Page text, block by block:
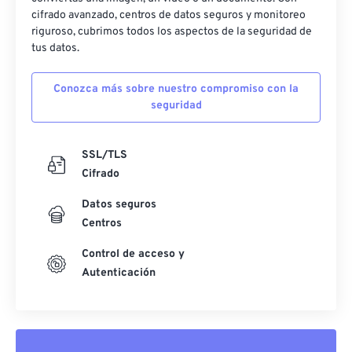
cifrado avanzado, centros de datos seguros y monitoreo
riguroso, cubrimos todos los aspectos de la seguridad de
tus datos.
Conozca más sobre nuestro compromiso con la
seguridad
SSL/TLS
Cifrado
Datos seguros
Centros
Control de acceso y
Autenticación